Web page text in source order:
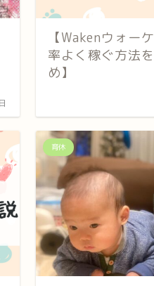
【Wakenウォー
率よく稼ぐ方法
め】
育休